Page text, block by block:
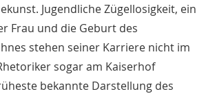
Jugendliche Zügellosigkeit, ein
Frau und die Geburt des
stehen seiner Karriere nicht im
sogar am Kaiserhof
bekannte Darstellung des